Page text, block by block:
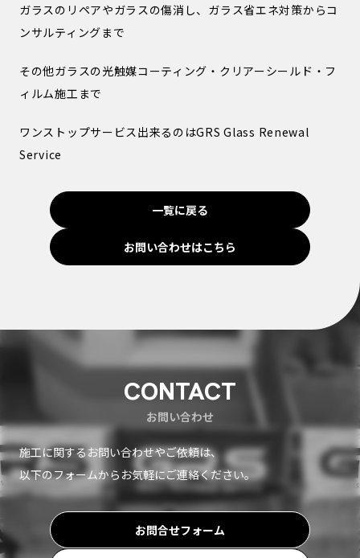
ガラスのリペアやガラスの傷消し、ガラス省エネ対策からコ
ンサルティングまで
その他ガラスの光触媒コーティング・クリアーシールド・フ
ィルム施工まで
ワンストップサービス出来るのはGRS Glass Renewal
Service
一覧に戻る
お問い合わせはこちら
CONTACT
お問い合わせ
施工に関するお問い合わせやご依頼は、
以下のフォームからお気軽にご連絡ください。
お問合せフォーム